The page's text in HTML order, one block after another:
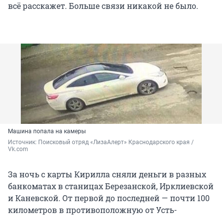
всё расскажет. Больше связи никакой не было.
Машина попала на камеры
Источник: Поисковый отряд «ЛизаАлерт» Краснодарского края /
Vk.com
За ночь с карты Кирилла сняли деньги в разных
банкоматах в станицах Березанской, Ирклиевской
и Каневской. От первой до последней — почти 100
километров в противоположную от Усть-